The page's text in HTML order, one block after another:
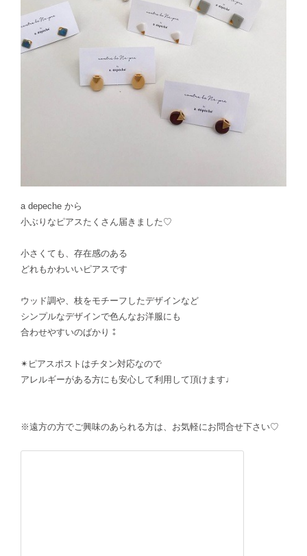
a depeche から
小ぶりなピアスたくさん届きました♡
小さくても、存在感のある
どれもかわいいピアスです
ウッド調や、枝をモチーフしたデザインなど
シンプルなデザインで色んなお洋服にも
合わせやすいのばかり⁑
✴︎ピアスポストはチタン対応なので
アレルギーがある方にも安心して利用して頂けます♩
※遠方の方でご興味のあられる方は、お気軽にお問合せ下さい♡